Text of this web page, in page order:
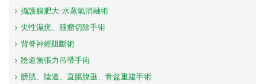
攝護腺肥大-水蒸氣消融術
尖性濕疣、腫瘤切除手術
背脊神經阻斷術
陰道無張力吊帶手術
膀胱、陰道、直腸脫垂、骨盆重建手術